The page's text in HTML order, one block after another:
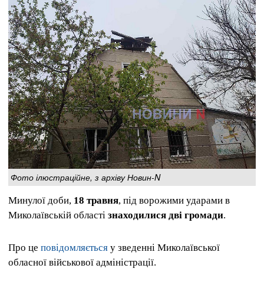
Фото ілюстраційне, з архіву Новин-N
Минулої доби, 18 травня, під ворожими ударами в
Миколаївській області знаходилися дві громади.
Про це повідомляється у зведенні Миколаївської
обласної військової адміністрації.